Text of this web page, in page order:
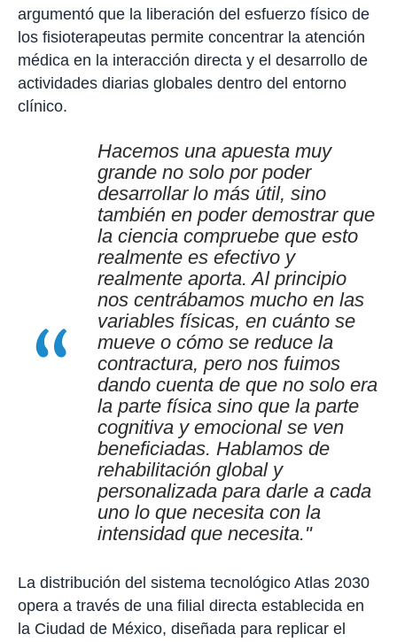
argumentó que la liberación del esfuerzo físico de
los fisioterapeutas permite concentrar la atención
médica en la interacción directa y el desarrollo de
actividades diarias globales dentro del entorno
clínico.
Hacemos una apuesta muy
grande no solo por poder
desarrollar lo más útil, sino
también en poder demostrar que
la ciencia compruebe que esto
realmente es efectivo y
realmente aporta. Al principio
nos centrábamos mucho en las
variables físicas, en cuánto se
mueve o cómo se reduce la
contractura, pero nos fuimos
dando cuenta de que no solo era
la parte física sino que la parte
cognitiva y emocional se ven
beneficiadas. Hablamos de
rehabilitación global y
personalizada para darle a cada
uno lo que necesita con la
intensidad que necesita."
La distribución del sistema tecnológico Atlas 2030
opera a través de una filial directa establecida en
la Ciudad de México, diseñada para replicar el